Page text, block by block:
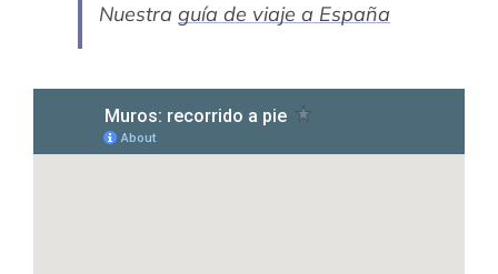
Nuestra guía de viaje a España